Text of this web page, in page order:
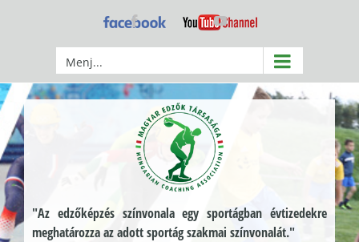
Facebook YouTube
Menj...
"Az edzőképzés színvonala egy sportágban évtizedekre
meghatározza az adott sportág szakmai színvonalát."